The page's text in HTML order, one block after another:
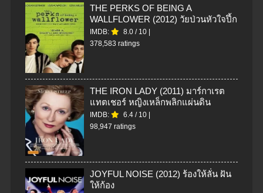
THE PERKS OF BEING A
WALLFLOWER (2012) วัยป่วนหัวใจปึ้ก
IMDB: 8.0 / 10
378,583 ratings
THE IRON LADY (2011) มาร์กาเรต
แทตเชอร์ หญิงเหล็กพลิกแผ่นดิน
IMDB: 6.4 / 10
98,947 ratings
JOYFUL NOISE (2012) ร้องให้ลั่น ฝัน
ให้ก้อง